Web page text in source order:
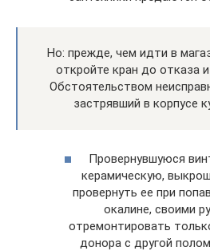
Но: прежде, чем идти в
откройте кран до отказа
Обстоятельством
застрявший в корпусе
Провернувшуюся
керамическую,
провернуть ее при
окалине, своими
отремонтировать
донора с другой